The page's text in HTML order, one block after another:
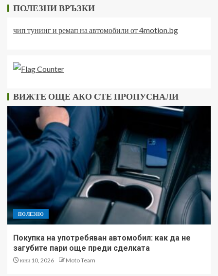
ПОЛЕЗНИ ВРЪЗКИ
чип тунинг и ремап на автомобили от 4motion.bg
ВИЖТЕ ОЩЕ АКО СТЕ ПРОПУСНАЛИ
ПОЛЕЗНО
Покупка на употребяван автомобил: как да не
загубите пари още преди сделката
юни 10, 2026 Moto Team